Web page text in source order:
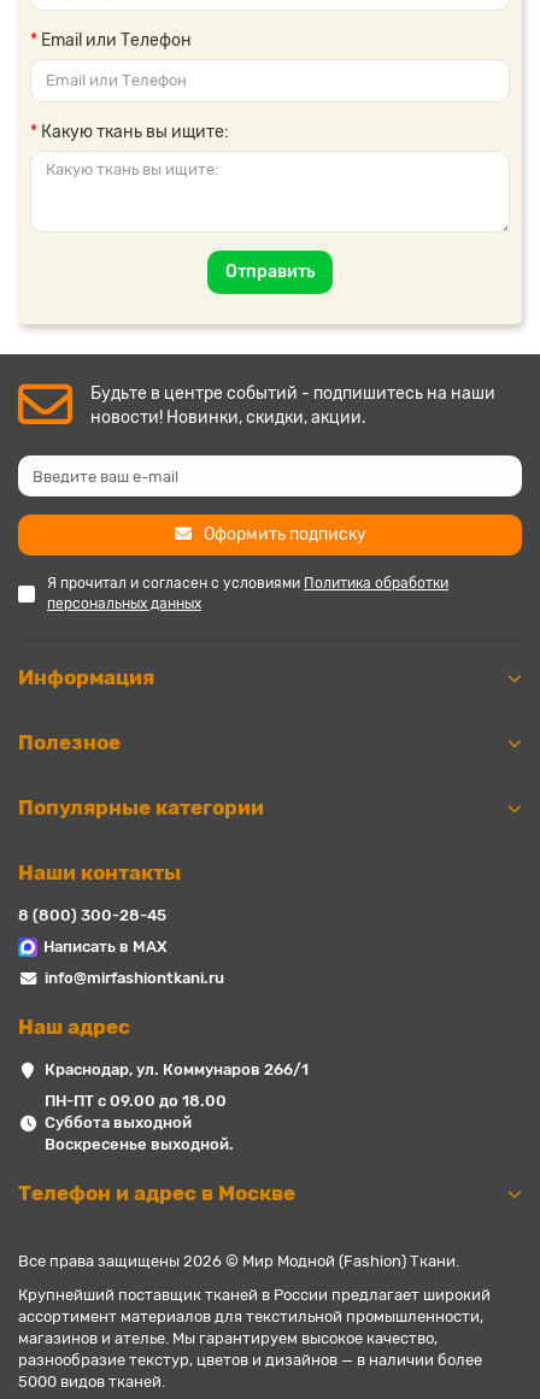
Email или Телефон
Какую ткань вы ищите:
Отправить
Будьте в центре событий - подпишитесь на наши
новости! Новинки, скидки, акции.
Оформить подписку
Я прочитал и согласен с условиями Политика обработки
персональных данных
Информация
Полезное
Популярные категории
Наши контакты
8 (800) 300-28-45
Написать в MAX
info@mirfashiontkani.ru
Наш адрес
Краснодар, ул. Коммунаров 266/1
ПН-ПТ с 09.00 до 18.00
Суббота выходной
Воскресенье выходной.
Телефон и адрес в Москве
Все права защищены 2026 © Мир Модной (Fashion) Ткани.
Крупнейший поставщик тканей в России предлагает широкий
ассортимент материалов для текстильной промышленности,
магазинов и ателье. Мы гарантируем высокое качество,
разнообразие текстур, цветов и дизайнов — в наличии более
5000 видов тканей.